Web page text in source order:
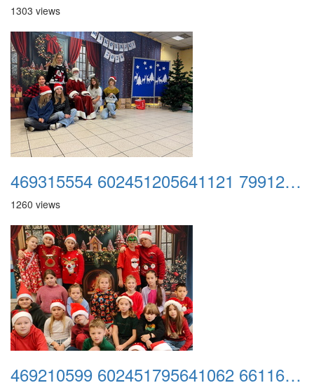
1303 views
469315554 602451205641121 7991201474986426448 n
1260 views
469210599 602451795641062 6611605269146350573 n